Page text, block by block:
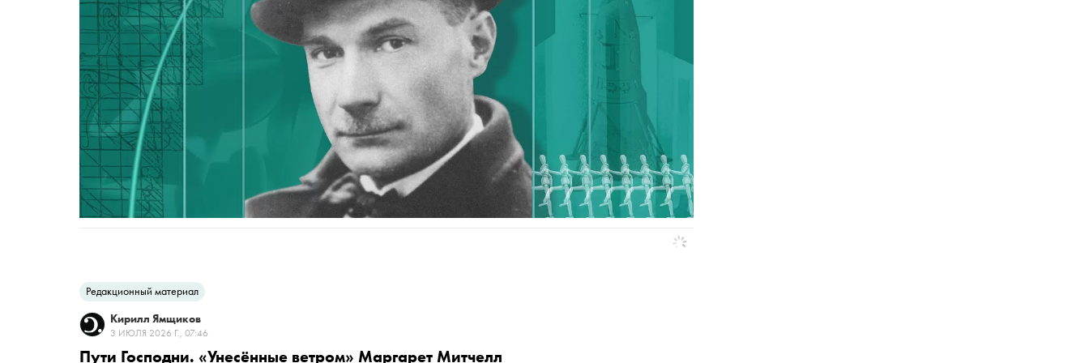
Редакционный материал
Кирилл Ямщиков
3 ИЮЛЯ 2026 Г., 07:46
Пути Господни. «Унесённые ветром» Маргарет Митчелл